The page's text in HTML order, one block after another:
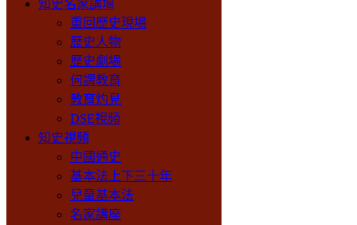
知史名家講壇
重回歷史現場
歷史人物
歷史劇場
何謂教育
教育灼見
DSE視頻
知史視頻
中國通史
基本法上下三十年
兒童基本法
名家講座